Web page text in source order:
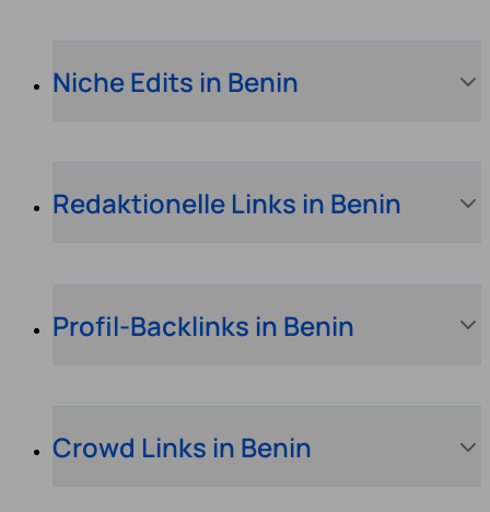
Niche Edits in Benin
Redaktionelle Links in Benin
Profil-Backlinks in Benin
Crowd Links in Benin